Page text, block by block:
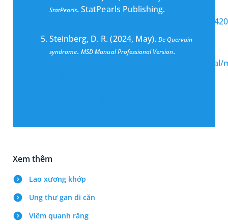
StatPearls. StatPearls Publishing.
https://www.ncbi.nlm.nih.gov/books/
Steinberg, D. R. (2024, May). De Quervain
syndrome.MSD Manual Professional Version.
https://www.msdmanuals.com/professional/
Xem thêm
Lao xương khớp
Ung thư gan di căn
Viêm quanh răng